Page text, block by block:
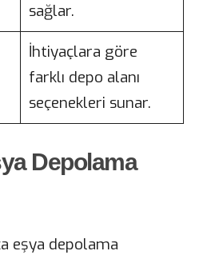
sağlar.
İhtiyaçlara göre
farklı depo alanı
seçenekleri sunar.
Depolama
eşya depolama